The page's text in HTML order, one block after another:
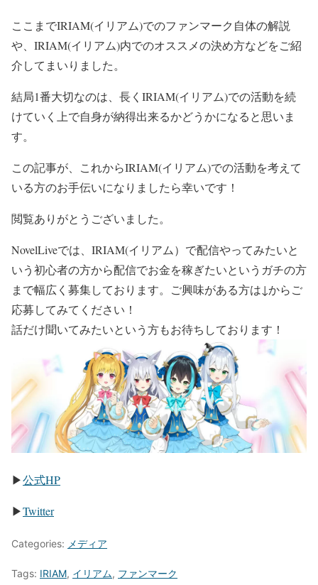
ここまでIRIAM(イリアム)でのファンマーク自体の解説
や、IRIAM(イリアム)内でのオススメの決め方などをご紹
介してまいりました。
結局1番大切なのは、長くIRIAM(イリアム)での活動を続
けていく上で自身が納得出来るかどうかになると思いま
す。
この記事が、これからIRIAM(イリアム)での活動を考えて
いる方のお手伝いになりましたら幸いです！
閲覧ありがとうございました。
NovelLiveでは、IRIAM(イリアム）で配信やってみたいと
いう初心者の方から配信でお金を稼ぎたいというガチの方
まで幅広く募集しております。ご興味がある方は↓からご
応募してみてください！
話だけ聞いてみたいという方もお待ちしております！
▶公式HP
▶Twitter
Categories: メディア
Tags: IRIAM, イリアム, ファンマーク